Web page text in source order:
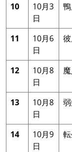
10
10月3
日
11
10月6
日
12
10月8
日
13
10月8
日
14
10月9
日